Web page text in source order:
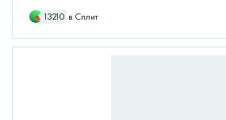
13210 в Сплит